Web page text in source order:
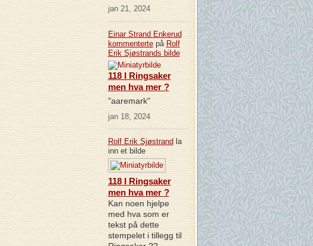
jan 21, 2024
Einar Strand Enkerud
kommentertepå Rolf
Erik Sjøstrandsbilde
118 I Ringsaker
men hva mer ?
"aaremark"
jan 18, 2024
Rolf Erik Sjøstrand la
inn et bilde
118 I Ringsaker
men hva mer ?
Kan noen hjelpe
med hva som er
tekst på dette
stempelet i tillegg til